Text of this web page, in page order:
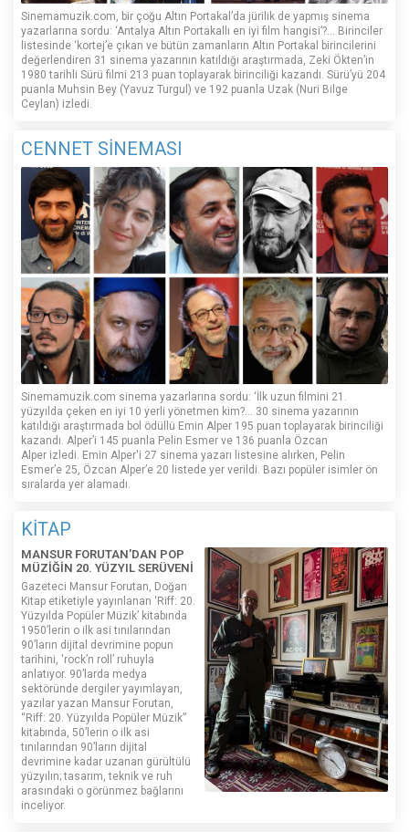
Sinemamuzik.com, bir çoğu Altın Portakal’da jürilik de yapmış sinema
yazarlarına sordu: ‘Antalya Altın Portakallı en iyi film hangisi’?... Birinciler
listesinde ‘kortej’e çıkan ve bütün zamanların Altın Portakal birincilerini
değerlendiren 31 sinema yazarının katıldığı araştırmada, Zeki Ökten’in
1980 tarihli Sürü filmi 213 puan toplayarak birinciliği kazandı. Sürü’yü 204
puanla Muhsin Bey (Yavuz Turgul) ve 192 puanla Uzak (Nuri Bilge
Ceylan) izledi.
CENNET SİNEMASI
Sinemamuzik.com sinema yazarlarına sordu: ‘İlk uzun filmini 21.
yüzyılda çeken en iyi 10 yerli yönetmen kim?... 30 sinema yazarının
katıldığı araştırmada bol ödüllü Emin Alper 195 puan toplayarak birinciliği
kazandı. Alper’i 145 puanla Pelin Esmer ve 136 puanla Özcan
Alper izledi. Emin Alper'i 27 sinema yazarı listesine alırken, Pelin
Esmer’e 25, Özcan Alper’e 20 listede yer verildi. Bazı popüler isimler ön
sıralarda yer alamadı.
KİTAP
MANSUR FORUTAN'DAN POP
MÜZİĞİN 20. YÜZYIL SERÜVENİ
Gazeteci Mansur Forutan, Doğan
Kitap etiketiyle yayınlanan ‘Riff: 20.
Yüzyılda Popüler Müzik’ kitabında
1950’lerin o ilk asi tınılarından
90’ların dijital devrimine popun
tarihini, 'rock’n roll’ ruhuyla
anlatıyor. 90’larda medya
sektöründe dergiler yayımlayan,
yazılar yazan Mansur Forutan,
“Riff: 20. Yüzyılda Popüler Müzik”
kitabında, 50’lerin o ilk asi
tınılarından 90’ların dijital
devrimine kadar uzanan gürültülü
yüzyılın; tasarım, teknik ve ruh
arasındaki o görünmez bağlarını
inceliyor.